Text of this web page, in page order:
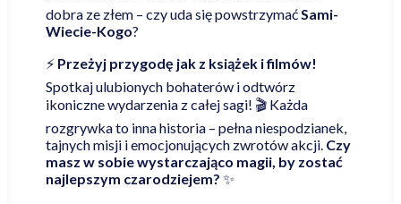
dobra ze złem – czy uda się powstrzymaćSami-
Wiecie-Kogo?
⚡ Przeżyj przygodę jak z książek i filmów!
Spotkaj ulubionych bohaterów i odtwórz
ikoniczne wydarzenia z całej sagi! 🎬 Każda
rozgrywka to inna historia – pełna niespodzianek,
tajnych misji i emocjonujących zwrotów akcji. Czy
masz w sobie wystarczająco magii, by zostać
najlepszym czarodziejem? ✨